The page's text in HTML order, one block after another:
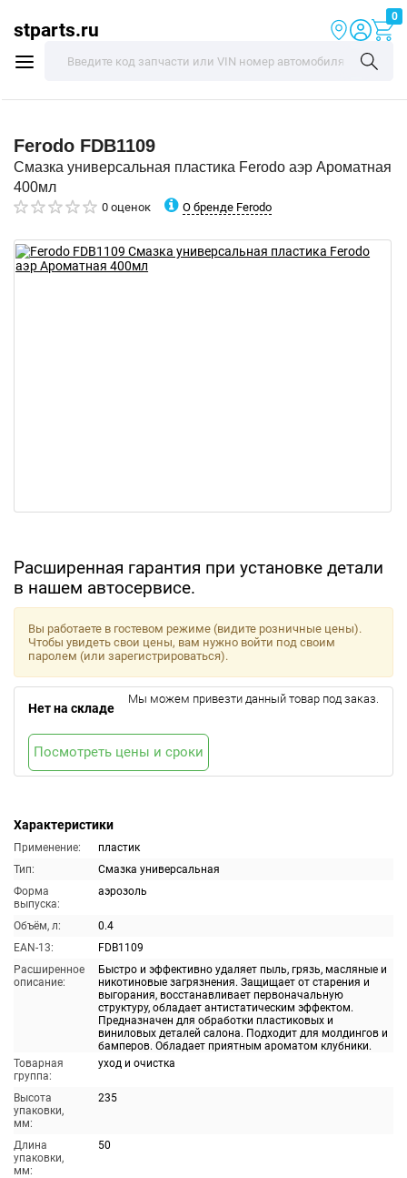
stparts.ru
0
Ferodo FDB1109
Смазка универсальная пластика Ferodo аэр Ароматная
400мл
0 оценок О бренде Ferodo
Расширенная гарантия при установке детали
в нашем автосервисе.
Характеристики
Применение:
пластик
Тип:
Смазка универсальная
Форма
выпуска:
аэрозоль
Объём, л:
0.4
EAN-13:
FDB1109
Расширенное
описание:
Быстро и эффективно удаляет пыль, грязь, масляные и
никотиновые загрязнения. Защищает от старения и
выгорания, восстанавливает первоначальную
структуру, обладает антистатическим эффектом.
Предназначен для обработки пластиковых и
виниловых деталей салона. Подходит для молдингов и
бамперов. Обладает приятным ароматом клубники.
Товарная
группа:
уход и очистка
Высота
упаковки,
мм:
235
Длина
упаковки,
мм:
50
Вы работаете в гостевом режиме (видите розничные цены).
Чтобы увидеть свои цены, вам нужно войти под своим
паролем (или зарегистрироваться).
Нет на складе
Мы можем привезти данный товар под заказ.
Посмотреть цены и сроки